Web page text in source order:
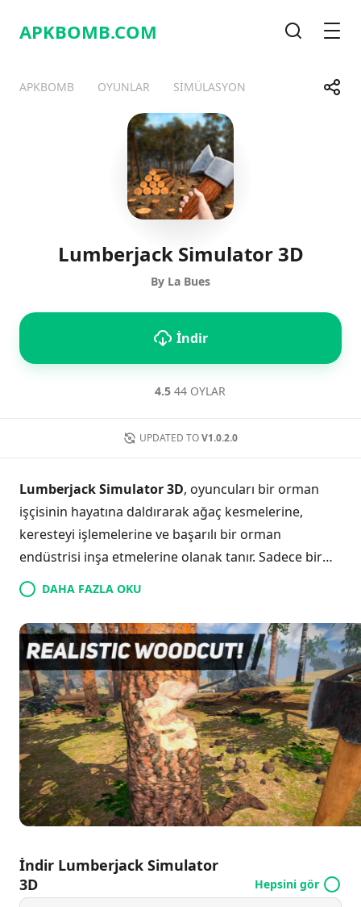
APKBOMB.COM
APKBOMB OYUNLAR SIMÜLASYON
TelegramFacebook
Lumberjack Simulator 3D
By La Bues
İndir
4.5 44 OYLAR
UPDATED TO V1.0.2.0
Lumberjack Simulator 3D, oyuncuları bir orman
işçisinin hayatına daldırarak ağaç kesmelerine,
keresteyi işlemelerine ve başarılı bir orman
endüstrisi inşa etmelerine olanak tanır. Sadece bir
balta ile başlayan oyuncular, geniş bir ormanı
keşfederek ağaçları manuel olarak keser ve odun
toplama sürecinin her adımını yönetir. Oyun, ağaç
kesimi, kereste taşıma ve değirmen işlemleri için
gerçekçi mekanikler sunar. Oyuncular, odun taşımak
için bir kamyonet onarabilir, aletlerini yükseltebilir ve
kesim kampını tam bir kereste işletmesine
dönüştürürken yeni makineleri kilit açabilir. Göz alıcı
3D ortamlarında ağaç kesmenin zorluklarını ve
ödüllerini deneyimleyin.
DAHA FAZLA OKU
İndir Lumberjack Simulator
3D
Hepsini gör